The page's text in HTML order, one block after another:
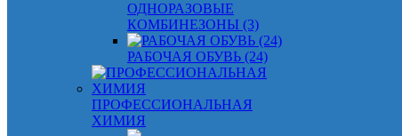
ОДНОРАЗОВЫЕ
КОМБИНЕЗОНЫ (3)
РАБОЧАЯ ОБУВЬ (24)
ПРОФЕССИОНАЛЬНАЯ
ХИМИЯ